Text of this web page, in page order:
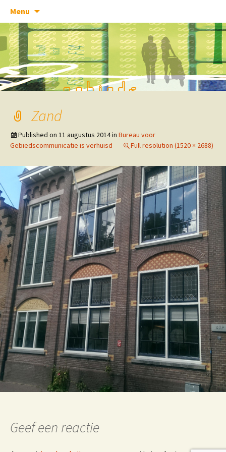
Menu
content
Zand
Published on 11 augustus 2014in Bureau voor
Gebiedscommunicatie is verhuisd
Full resolution (1520 × 2688)
Geef een reactie